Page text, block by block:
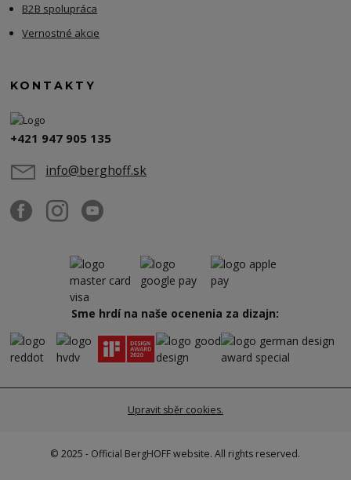
B2B spolupráca
Vernostné akcie
KONTAKTY
+421 947 905 135
info@berghoff.sk
Sme hrdí na naše ocenenia za dizajn:
Upravit sběr cookies.
© 2025 - Official BergHOFF website. All rights reserved.